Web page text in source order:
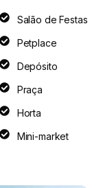
Salão de Festas
Petplace
Depósito
Praça
Horta
Mini-market